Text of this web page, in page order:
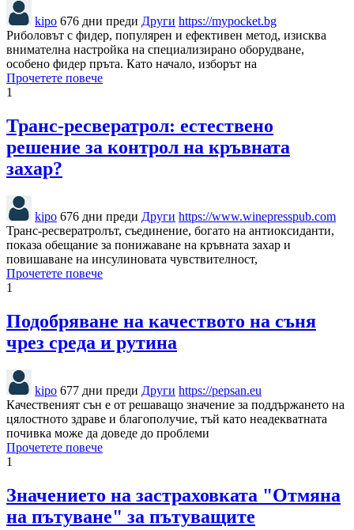
kipo 676 дни преди Други https://mypocket.bg
Риболовът с фидер, популярен и ефективен метод, изисква
внимателна настройка на специализирано оборудване,
особено фидер пръта. Като начало, изборът на
Прочетете повече
1
Транс-ресвератрол: естествено
решение за контрол на кръвната
захар?
kipo 676 дни преди Други https://www.winepresspub.com
Транс-ресвератролът, съединение, богато на антиоксиданти,
показа обещание за понижаване на кръвната захар и
повишаване на инсулиновата чувствителност,
Прочетете повече
1
Подобряване на качеството на съня
чрез среда и рутина
kipo 677 дни преди Други https://pepsan.eu
Качественият сън е от решаващо значение за поддържането на
цялостното здраве и благополучие, тъй като неадекватната
почивка може да доведе до проблеми
Прочетете повече
1
Значението на застраховката "Отмяна
на пътуване" за пътуващите